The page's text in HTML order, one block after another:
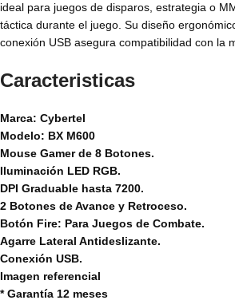
ideal para juegos de disparos, estrategia o
táctica durante el juego. Su diseño
conexión USB asegura compatibilidad con la
Caracteristicas
Marca: Cybertel
Modelo: BX M600
Mouse Gamer de 8 Botones.
Iluminación LED RGB.
DPI Graduable hasta 7200.
2 Botones de Avance y Retroceso.
Botón Fire: Para Juegos de Combate.
Agarre Lateral Antideslizante.
Conexión USB.
Imagen referencial
* Garantía 12 meses